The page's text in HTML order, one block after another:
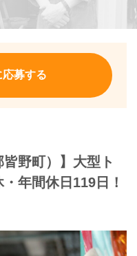
応募する
皆野町）】大型ト
年間休日119日！